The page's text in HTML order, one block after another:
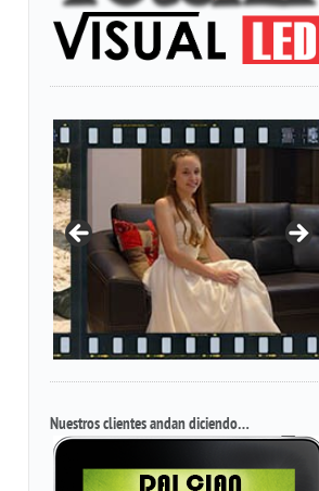
Nuestros clientes andan diciendo…